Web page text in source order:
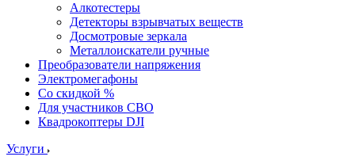
Алкотестеры
Детекторы взрывчатых веществ
Досмотровые зеркала
Металлоискатели ручные
Преобразователи напряжения
Электромегафоны
Со скидкой %
Для участников СВО
Квадрокоптеры DJI
Услуги